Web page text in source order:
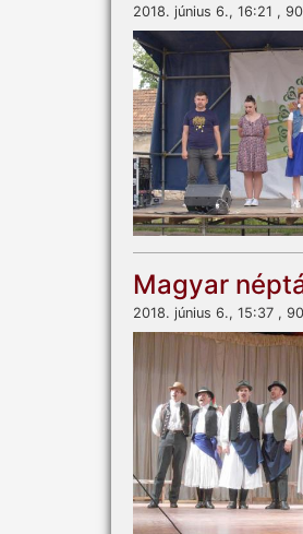
2018. június 6., 16:21 ,
Magyar
2018. június 6., 15:37 ,